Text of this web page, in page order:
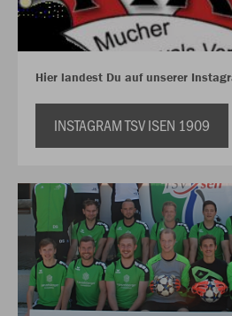
Hier landest Du auf unserer
INSTAGRAM TSV ISEN 1909